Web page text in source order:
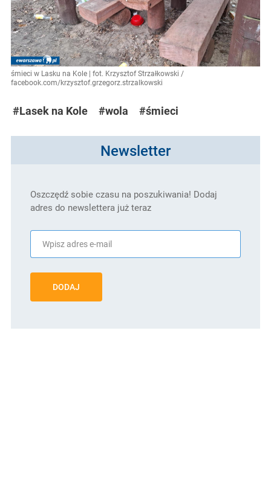
śmieci w Lasku na Kole | fot. Krzysztof Strzałkowski /
facebook.com/krzysztof.grzegorz.strzalkowski
#Lasek na Kole #wola #śmieci
Newsletter
Oszczędź sobie czasu na poszukiwania! Dodaj
adres do newslettera już teraz
DODAJ